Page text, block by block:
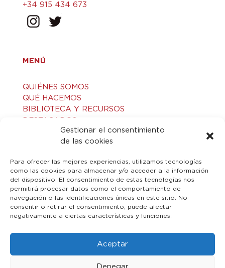
Gestionar el consentimiento
de las cookies
Para ofrecer las mejores experiencias, utilizamos tecnologías
como las cookies para almacenar y/o acceder a la información
del dispositivo. El consentimiento de estas tecnologías nos
permitirá procesar datos como el comportamiento de
navegación o las identificaciones únicas en este sitio. No
consentir o retirar el consentimiento, puede afectar
negativamente a ciertas características y funciones.
Aceptar
Denegar
+34 915 434 673
MENÚ
QUIÉNES SOMOS
QUÉ HACEMOS
BIBLIOTECA Y RECURSOS
ACTIVIDADES
VISITAS GUIADAS
LEGAL
AVISO LEGAL
POLÍTICA DE COOKIES